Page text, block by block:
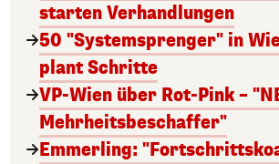
starten Verhandlungen
50 "Systemsprenger" in
plant Schritte
VP-Wien über Rot-Pink –
Mehrheitsbeschaffer"
Emmerling: